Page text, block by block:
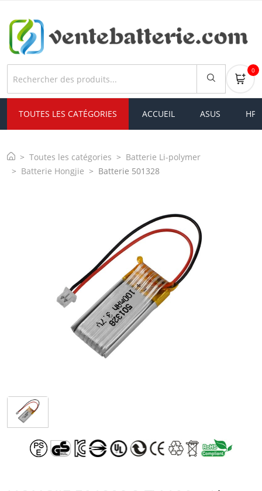
0
TOUTES LES CATÉGORIES ACCUEIL ASUS HP
Toutes les catégories
Batterie Li-polymer
Batterie Hongjie
Batterie 501328